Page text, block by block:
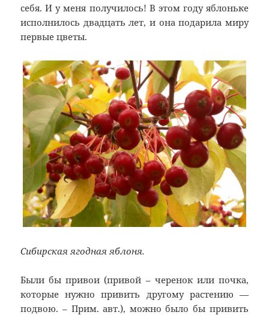
себя. И у меня получилось! В этом году яблоньке
исполнилось двадцать лет, и она подарила миру
первые цветы.
Сибирская ягодная яблоня.
Были бы привои (привой – черенок или почка,
которые нужно привить другому растению —
подвою. – Прим. авт.), можно было бы привить